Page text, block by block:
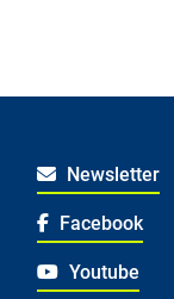
Newsletter
Facebook
Youtube